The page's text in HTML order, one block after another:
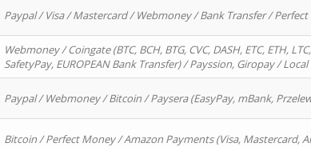
Paypal / Visa / Mastercard / Webmoney / Bank Transfer /
Webmoney / Coingate (BTC, BCH, BTG, CVC, DASH, ETC, ETH,
SafetyPay, EUROPEAN Bank Transfer) / Payssion, Giropay /
Paypal / Webmoney / Bitcoin / Paysera (EasyPay, mBank,
Bitcoin / Perfect Money / Amazon Payments (Visa, Mastercard,